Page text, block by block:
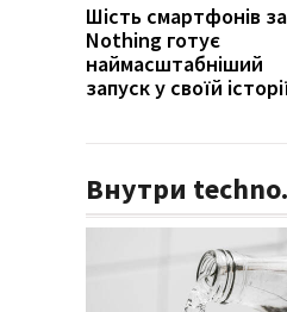
Шість смартфонів за
Nothing готує
наймасштабніший
запуск у своїй
Внутри